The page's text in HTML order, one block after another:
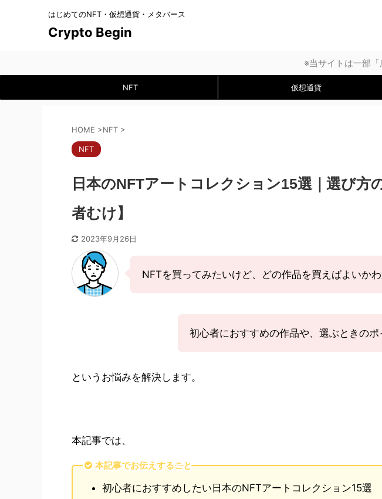
はじめてのNFT・仮想通貨・メタバース
Crypto Begin
※当サイトは一部「
NFT 仮想通貨
HOME >NFT >
NFT
日本のNFTアートコレクション15選｜選び方
者むけ】
2023年9月26日
NFTを買ってみたいけど、どの作品を買えばよいかわ
初心者におすすめの作品や、選ぶときのポ
というお悩みを解決します。
本記事では、
本記事でお伝えすること
初心者におすすめしたい日本のNFTアートコレクション15選